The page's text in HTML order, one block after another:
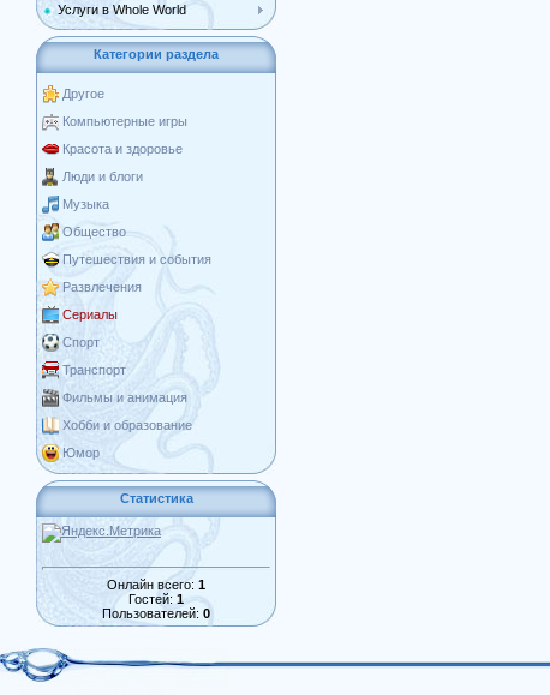
Услуги в Whole World
Категории раздела
Другое
Компьютерные игры
Красота и здоровье
Люди и блоги
Музыка
Общество
Путешествия и события
Развлечения
Сериалы
Спорт
Транспорт
Фильмы и анимация
Хобби и образование
Юмор
Статистика
Онлайн всего: 1
Гостей: 1
Пользователей: 0